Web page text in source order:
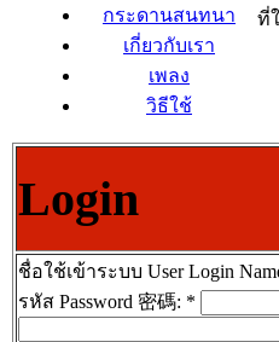
กระดานสนทนา
เกี่ยวกับเรา
เพลง
วิธีใช้
ที่
Login
ชื่อใช้เข้าระบบ User Login
รหัส Password 密碼: *